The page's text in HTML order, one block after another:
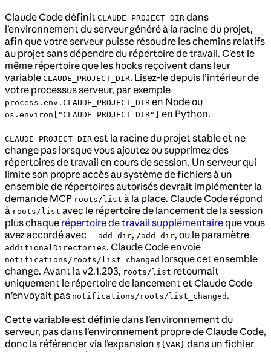
Claude Code définit CLAUDE_PROJECT_DIR dans
l’environnement du serveur généré à la racine du projet,
afin que votre serveur puisse résoudre les chemins relatifs
au projet sans dépendre du répertoire de travail. C’est le
même répertoire que les hooks reçoivent dans leur
variable CLAUDE_PROJECT_DIR. Lisez-le depuis l’intérieur de
votre processus serveur, par exemple
process.env.CLAUDE_PROJECT_DIR en Node ou
os.environ["CLAUDE_PROJECT_DIR"] en Python.
CLAUDE_PROJECT_DIR est la racine du projet stable et ne
change pas lorsque vous ajoutez ou supprimez des
répertoires de travail en cours de session. Un serveur qui
limite son propre accès au système de fichiers à un
ensemble de répertoires autorisés devrait implémenter la
demande MCP roots/list à la place. Claude Code répond
à roots/list avec le répertoire de lancement de la session
plus chaque répertoire de travail supplémentaireque vous
avez accordé avec --add-dir, /add-dir, ou le paramètre
additionalDirectories. Claude Code envoie
notifications/roots/list_changed lorsque cet ensemble
change. Avant la v2.1.203, roots/list retournait
uniquement le répertoire de lancement et Claude Code
n’envoyait pas notifications/roots/list_changed .
Cette variable est définie dans l’environnement du
serveur, pas dans l’environnement propre de Claude Code,
donc la référencer via l’expansion ${VAR} dans un fichier